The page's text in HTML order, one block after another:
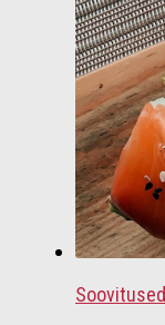
Soovitused